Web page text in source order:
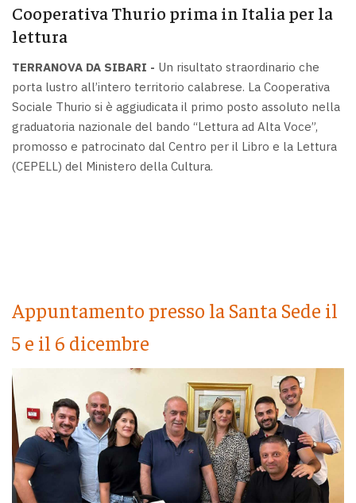
Cooperativa Thurio prima in Italia per la
lettura
TERRANOVA DA SIBARI - Un risultato straordinario che
porta lustro all’intero territorio calabrese. La Cooperativa
Sociale Thurio si è aggiudicata il primo posto assoluto nella
graduatoria nazionale del bando “Lettura ad Alta Voce”,
promosso e patrocinato dal Centro per il Libro e la Lettura
(CEPELL) del Ministero della Cultura.
Appuntamento presso la Santa Sede il
5 e il 6 dicembre